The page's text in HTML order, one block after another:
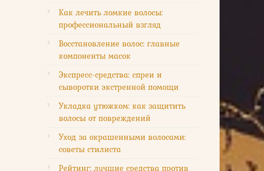
Как лечить ломкие волосы:
профессиональный взгляд
Восстановление волос: главные
компоненты масок
Экспресс-средства: спреи и
сыворотки экстренной помощи
Укладка утюжком: как защитить
волосы от повреждений
Уход за окрашенными волосами:
советы стилиста
Рейтинг: лучшие средства против